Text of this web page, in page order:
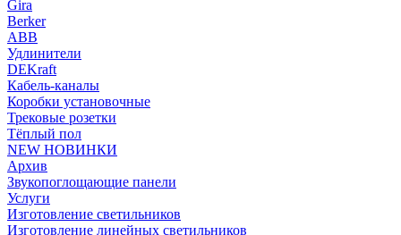
Gira
Berker
ABB
Удлинители
DEKraft
Кабель-каналы
Коробки установочные
Трековые розетки
Тёплый пол
NEW НОВИНКИ
Архив
Звукопоглощающие панели
Услуги
Изготовление светильников
Изготовление линейных светильников